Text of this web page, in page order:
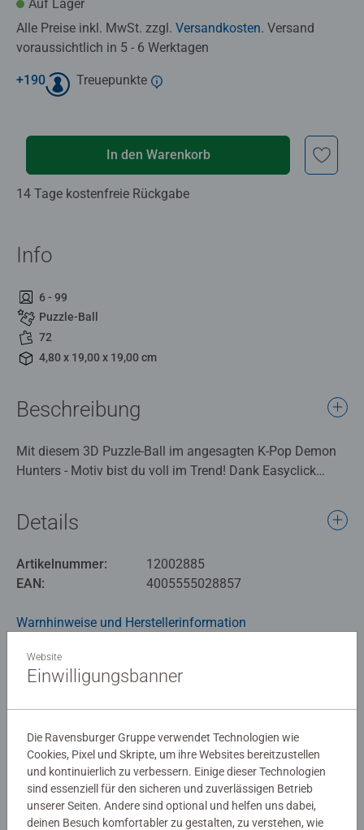
Auf Lager
Alle Preise inkl. MwSt. zzgl. Versandkosten. Versand
voraussichtlich in 5 - 6 Werktagen
+190 Treuepunkte
In den Warenkorb
14 Tage kostenfreie Rückgabe
Info
6 - 99
Puzzle-Ball
72
4,80 x 19,00 x 19,00 cm
Beschreibung
Mit diesem 3D Puzzle-Ball im angesagten K-Pop Demon
Hunters - Motiv bist du voll im Trend! Dank Easyclick
sondern sieht auch toll aus in deinem Zimmer! Aus
gewölbten Kunststoff-Puzzleteilen, die dank Easyclick
Stück dieser stabile 3D Puzzle-Ball, ganz ohne Kleben. Die
Vorsortieren und ermöglicht einfaches Puzzeln nach
Zahlen.
Details
Artikelnummer:
12002885
EAN:
4005555028857
Warnhinweise und Herstellerinformation
Ähnliche Produkte
Noch keine Bewertungen
abgegeben
0/0
Website
Einwilligungsbanner
Die Ravensburger Gruppe verwendet Technologien wie
Cookies, Pixel und Skripte, um ihre Websites bereitzustellen
und kontinuierlich zu verbessern. Einige dieser Technologien
sind essenziell für den sicheren und zuverlässigen Betrieb
unserer Seiten. Andere sind optional und helfen uns dabei,
deinen Besuch komfortabler zu gestalten, zu verstehen, wie